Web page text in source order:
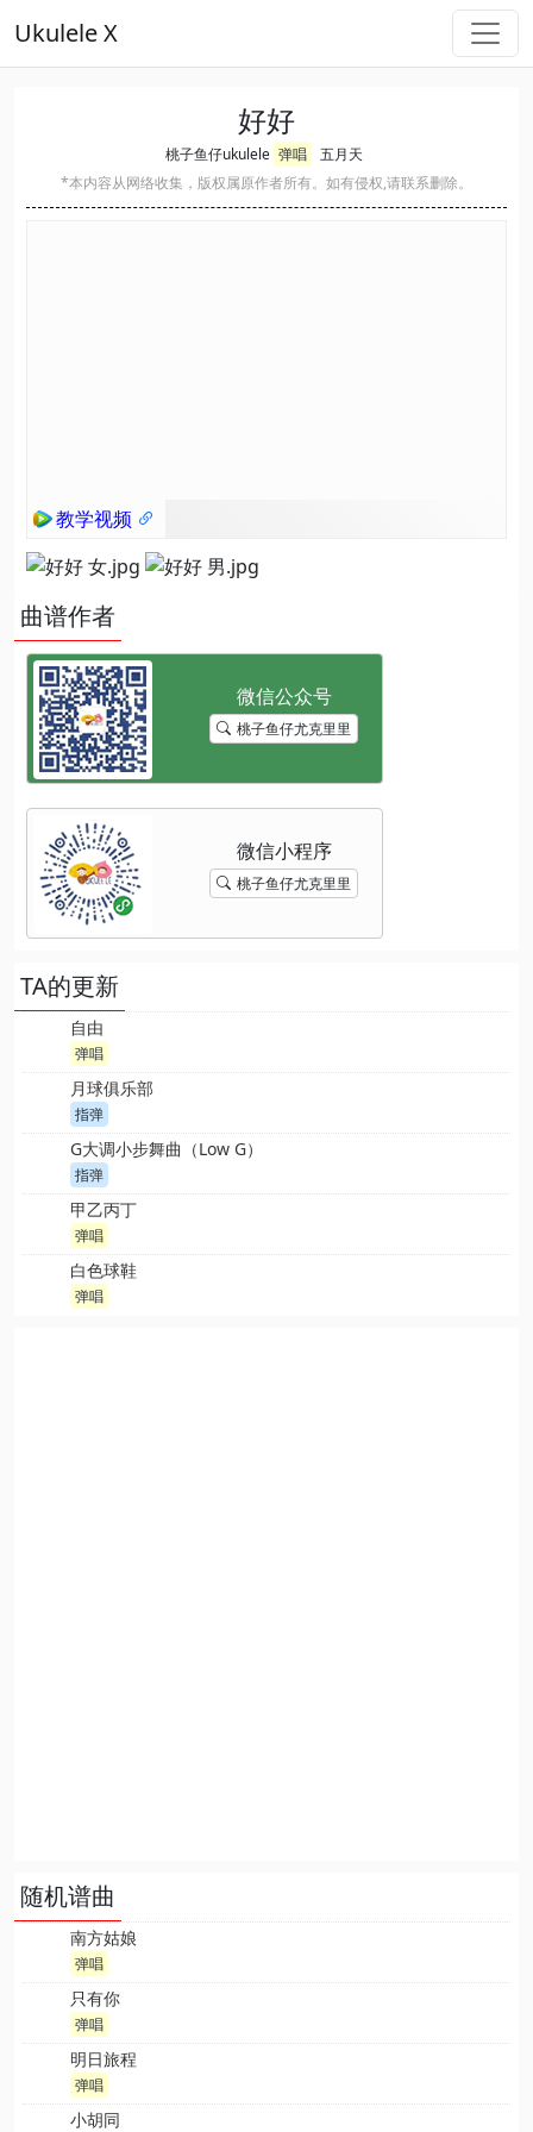
Ukulele X
好好
桃子鱼仔ukulele 弹唱
五月天
*本内容从网络收集，版权属原作者所有。如有侵权,请联系删除。
教学视频
曲谱作者
桃子鱼仔尤克里里
桃子鱼仔尤克里里
TA的更新
自由
弹唱
月球俱乐部
指弹
G大调小步舞曲（Low G）
指弹
甲乙丙丁
弹唱
白色球鞋
弹唱
随机谱曲
南方姑娘
弹唱
只有你
弹唱
明日旅程
弹唱
小胡同